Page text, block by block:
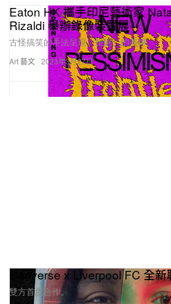
Art 藝文
Eaton HK 攜手印尼藝術家
Rizaldi 舉辦錄像裝置展
古怪搞笑的手法呈現「拒絕」的美學。
2023年3月27日
Converse x Liverpool FC 全
雙方首度合作。